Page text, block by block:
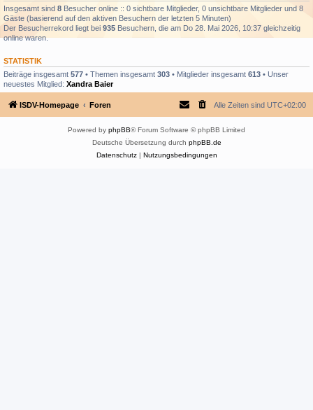
Insgesamt sind 8 Besucher online :: 0 sichtbare Mitglieder, 0 unsichtbare Mitglieder und 8
Gäste (basierend auf den aktiven Besuchern der letzten 5 Minuten)
Der Besucherrekord liegt bei 935 Besuchern, die am Do 28. Mai 2026, 10:37 gleichzeitig
online waren.
STATISTIK
Beiträge insgesamt 577 • Themen insgesamt 303 • Mitglieder insgesamt 613 • Unser
neuestes Mitglied: Xandra Baier
ISDV-Homepage Foren Alle Zeiten sind UTC+02:00
Powered by phpBB® Forum Software © phpBB Limited
Deutsche Übersetzung durch phpBB.de
Datenschutz| Nutzungsbedingungen